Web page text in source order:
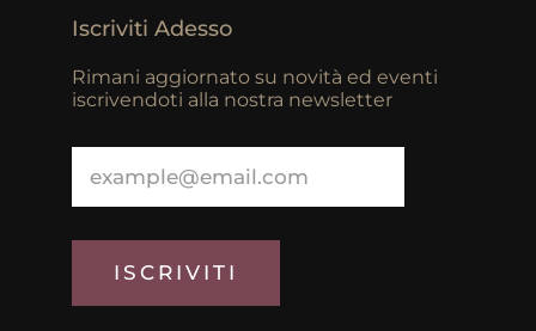
Iscriviti Adesso
Rimani aggiornato su novità ed eventi
iscrivendoti alla nostra newsletter